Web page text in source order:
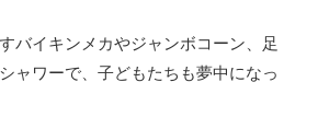
バイキンメカやジャンボコーン、足
ャワーで、子どもたちも夢中になっ